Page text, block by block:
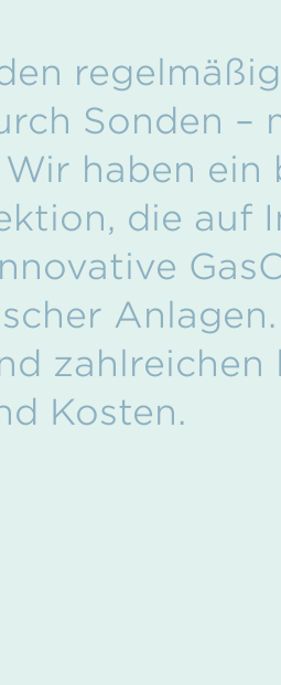
Sonden –
haben
die auf
Kosten.